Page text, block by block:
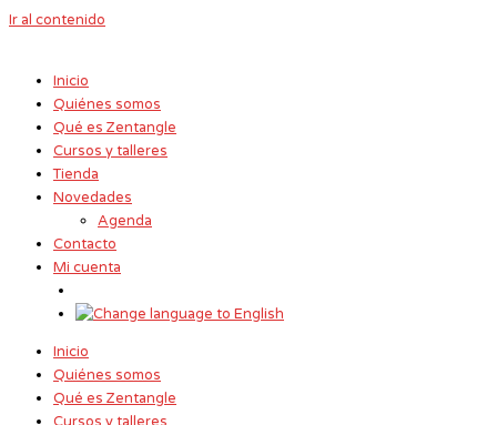
Ir al contenido
Inicio
Quiénes somos
Qué es Zentangle
Cursos y talleres
Tienda
Novedades
Agenda
Contacto
Mi cuenta
Inicio
Quiénes somos
Qué es Zentangle
Cursos y talleres